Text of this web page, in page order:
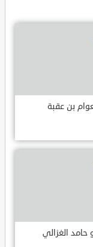
بن عقبة
الغزالي